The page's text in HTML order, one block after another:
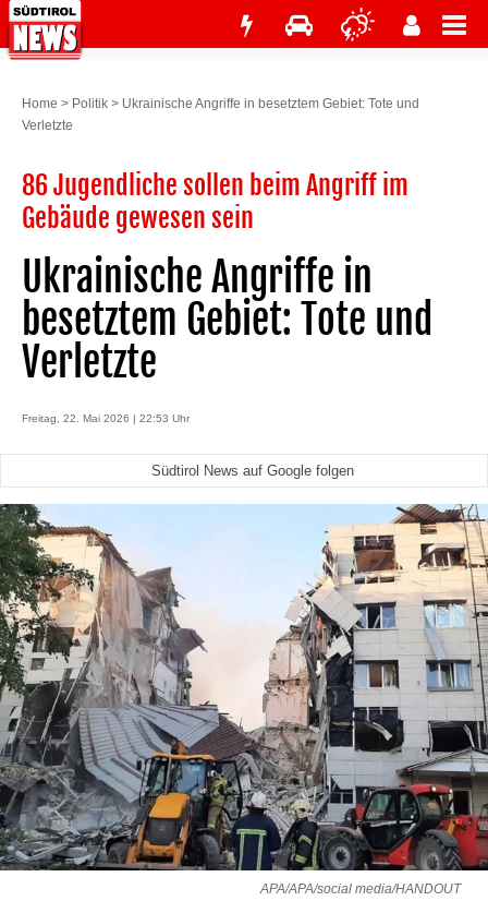
Home > Politik > Ukrainische Angriffe in besetztem Gebiet: Tote und
Verletzte
86 Jugendliche sollen beim Angriff im
Gebäude gewesen sein
Ukrainische Angriffe in
besetztem Gebiet: Tote und
Verletzte
Freitag, 22. Mai 2026 | 22:53 Uhr
Südtirol News auf Google folgen
APA/APA/social media/HANDOUT